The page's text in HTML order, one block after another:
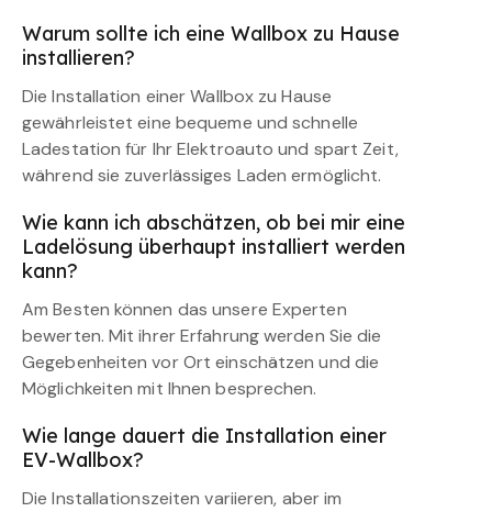
Warum sollte ich eine Wallbox zu Hause
installieren?
Die Installation einer Wallbox zu Hause
gewährleistet eine bequeme und schnelle
Ladestation für Ihr Elektroauto und spart Zeit,
während sie zuverlässiges Laden ermöglicht.
Wie kann ich abschätzen, ob bei mir eine
Ladelösung überhaupt installiert werden
kann?
Am Besten können das unsere Experten
bewerten. Mit ihrer Erfahrung werden Sie die
Gegebenheiten vor Ort einschätzen und die
Möglichkeiten mit Ihnen besprechen.
Wie lange dauert die Installation einer
EV-Wallbox?
Die Installationszeiten variieren, aber im